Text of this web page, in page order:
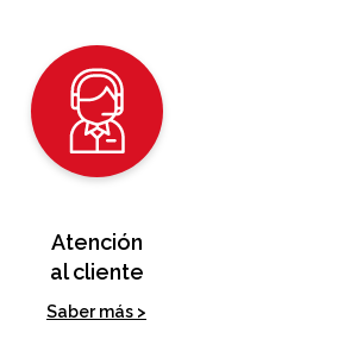
Atención
al cliente
Saber más >